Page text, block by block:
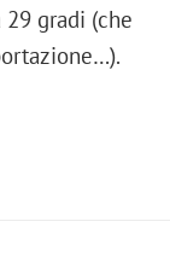
gradi (che